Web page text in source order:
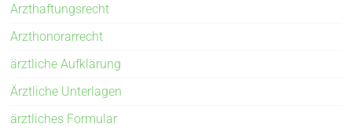
Arzthaftungsrecht
Arzthonorarrecht
ärztliche Aufklärung
Ärztliche Unterlagen
ärztliches Formular